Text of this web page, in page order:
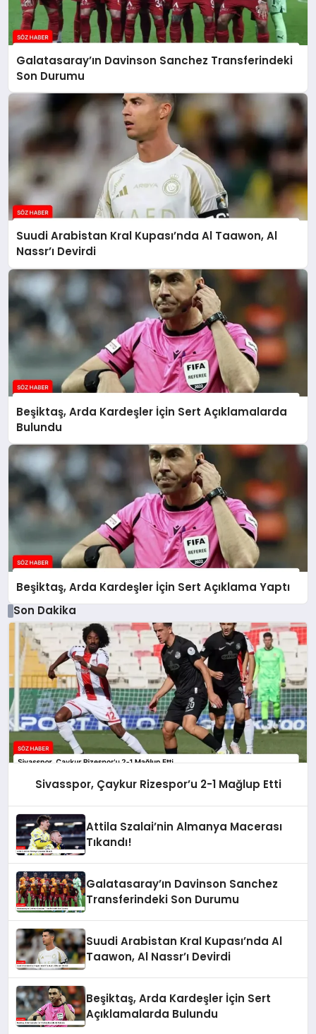
Galatasaray’ın Davinson Sanchez Transferindeki
Son Durumu
Suudi Arabistan Kral Kupası’nda Al Taawon, Al
Nassr’ı Devirdi
Beşiktaş, Arda Kardeşler İçin Sert Açıklamalarda
Bulundu
Beşiktaş, Arda Kardeşler İçin Sert Açıklama Yaptı
Son Dakika
Sivasspor, Çaykur Rizespor’u 2-1 Mağlup Etti
Attila Szalai’nin Almanya Macerası
Tıkandı!
Galatasaray’ın Davinson Sanchez
Transferindeki Son Durumu
Suudi Arabistan Kral Kupası’nda Al
Taawon, Al Nassr’ı Devirdi
Beşiktaş, Arda Kardeşler İçin Sert
Açıklamalarda Bulundu